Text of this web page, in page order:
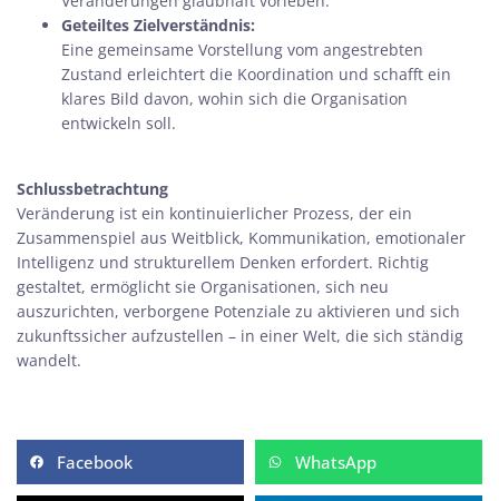
Geteiltes Zielverständnis:
Eine gemeinsame Vorstellung vom angestrebten
Zustand erleichtert die Koordination und schafft ein
klares Bild davon, wohin sich die Organisation
entwickeln soll.
Schlussbetrachtung
Veränderung ist ein kontinuierlicher Prozess, der ein
Zusammenspiel aus Weitblick, Kommunikation, emotionaler
Intelligenz und strukturellem Denken erfordert. Richtig
gestaltet, ermöglicht sie Organisationen, sich neu
auszurichten, verborgene Potenziale zu aktivieren und sich
zukunftssicher aufzustellen – in einer Welt, die sich ständig
wandelt.
Facebook WhatsApp